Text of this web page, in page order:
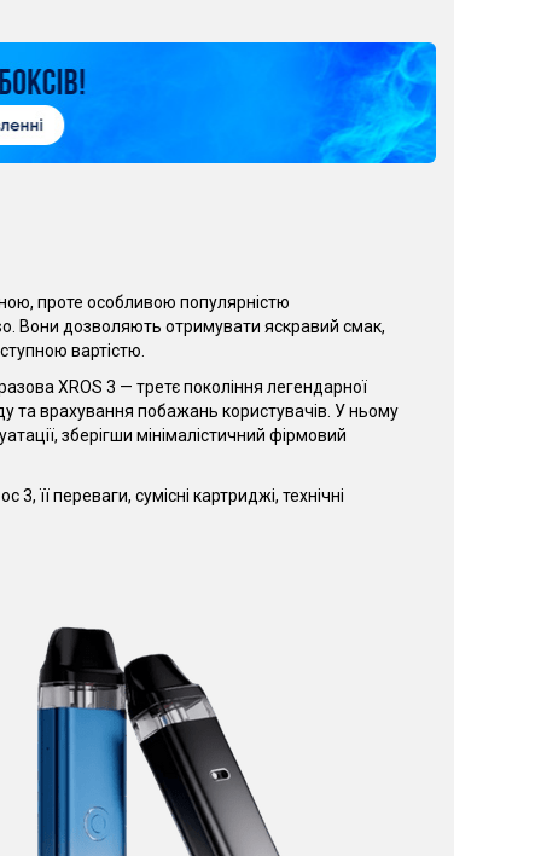
проте особливою популярністю
Вони дозволяють отримувати яскравий смак,
вартістю.
XROS 3 — третє покоління легендарної
та врахування побажань користувачів. У ньому
зберігши мінімалістичний фірмовий
її переваги, сумісні картриджі, технічні